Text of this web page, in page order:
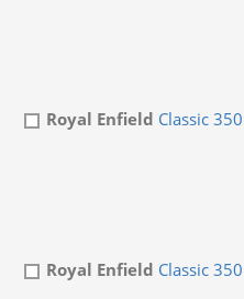
Royal Enfield Classic 350
Royal Enfield Classic 350